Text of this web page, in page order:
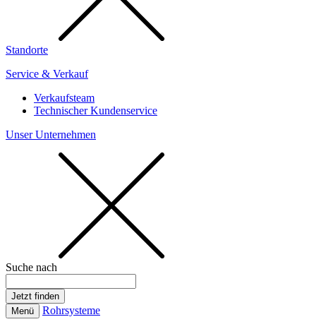
Standorte
Service & Verkauf
Verkaufsteam
Technischer Kundenservice
Unser Unternehmen
Suche nach
Menü Rohrsysteme